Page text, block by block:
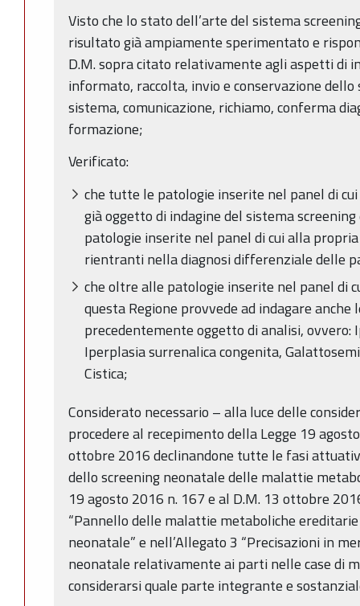
Visto che lo stato dell’arte del sistema
risultato già ampiamente sperimentato e
D.M. sopra citato relativamente agli aspetti di
informato, raccolta, invio e conservazione
sistema, comunicazione, richiamo, conferma
formazione;
Verificato:
che tutte le patologie inserite nel panel di
già oggetto di indagine del sistema
patologie inserite nel panel di cui alla
rientranti nella diagnosi differenziale delle
che oltre alle patologie inserite nel panel di
questa Regione provvede ad indagare
precedentemente oggetto di analisi, ovvero:
Iperplasia surrenalica congenita,
Cistica;
Considerato necessario – alla luce delle
procedere al recepimento della Legge 19
ottobre 2016 declinandone tutte le fasi
dello screening neonatale delle malattie
19 agosto 2016 n. 167 e al D.M. 13 ottobre
“Pannello delle malattie metaboliche
neonatale” e nell’Allegato 3 “Precisazioni in
neonatale relativamente ai parti nelle case di
considerarsi quale parte integrante e